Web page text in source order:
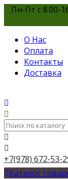
Пн-Пт с 8.00-
О Нас
Оплата
Контакты
Доставка
+7(978) 672-53-
Каталог